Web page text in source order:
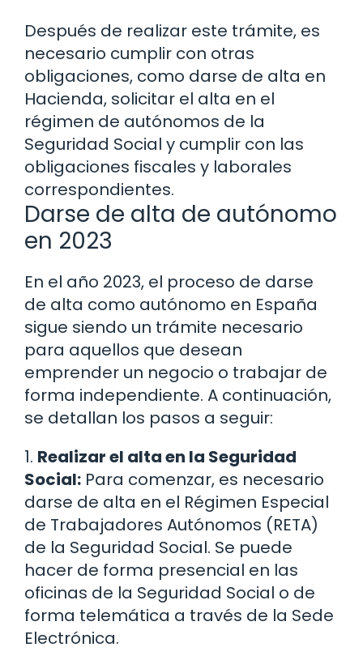
Después de realizar este trámite, es
necesario cumplir con otras
obligaciones, como darse de alta en
Hacienda, solicitar el alta en el
régimen de autónomos de la
Seguridad Social y cumplir con las
obligaciones fiscales y laborales
correspondientes.
Darse de alta de autónomo
en 2023
En el año 2023, el proceso de darse
de alta como autónomo en España
sigue siendo un trámite necesario
para aquellos que desean
emprender un negocio o trabajar de
forma independiente. A continuación,
se detallan los pasos a seguir:
1. Realizar el alta en la Seguridad
Social: Para comenzar, es necesario
darse de alta en el Régimen Especial
de Trabajadores Autónomos (RETA)
de la Seguridad Social. Se puede
hacer de forma presencial en las
oficinas de la Seguridad Social o de
forma telemática a través de la Sede
Electrónica.